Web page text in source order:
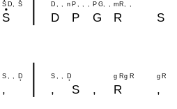
S D, S D , , n P , , , P G, , m R, ,
S D P G R S
S D S D g Rg R g R
, , S , R ,